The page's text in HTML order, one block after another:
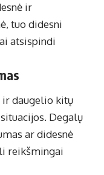
ir
tuo didesni
atsispindi
ir daugelio kitų
Degalų
ar didesnė
reikšmingai